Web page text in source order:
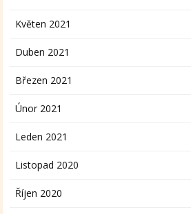
Květen 2021
Duben 2021
Březen 2021
Únor 2021
Leden 2021
Listopad 2020
Říjen 2020